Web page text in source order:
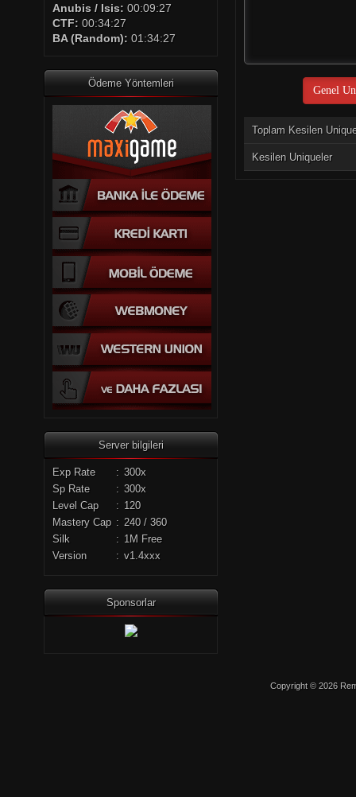
Anubis / Isis: 00:09:27
CTF: 00:34:27
BA (Random): 01:34:27
Ödeme Yöntemleri
Server bilgileri
Exp Rate : 300x
Sp Rate
: 300x
Level Cap
: 120
Mastery Cap : 240 / 360
Silk
: 1M Free
Version
: v1.4xxx
Sponsorlar
Genel
Toplam Kesilen
Kesilen Uniqueler
Copyright © 2026